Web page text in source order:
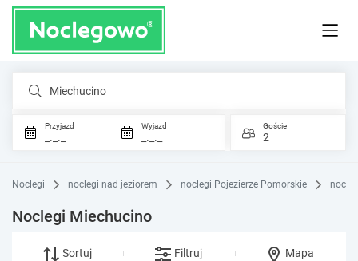
Miechucino
Przyjazd
_._._
Wyjazd
_._._
Goście
2
Noclegi noclegi nad jeziorem noclegi Pojezierze Pomorskie
Noclegi Miechucino
Sortuj Filtruj Mapa